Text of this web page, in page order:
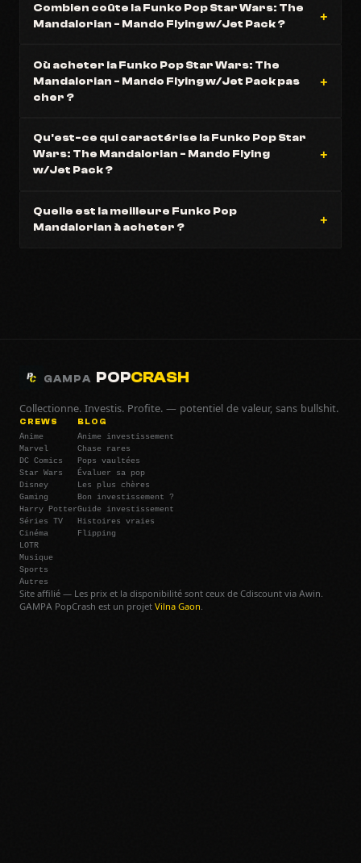
Combien coûte la Funko Pop Star Wars: The
Mandalorian - Mando Flying w/Jet Pack ?
Où acheter la Funko Pop Star Wars: The
Mandalorian - Mando Flying w/Jet Pack pas
cher ?
Qu'est-ce qui caractérise la Funko Pop Star
Wars: The Mandalorian - Mando Flying
w/Jet Pack ?
Quelle est la meilleure Funko Pop
Mandalorian à acheter ?
GAMPA POPCRASH
Collectionne. Investis. Profite. — potentiel de valeur, sans bullshit.
CREWS
Anime
Marvel
DC Comics
Star Wars
Disney
Gaming
Harry Potter
Séries TV
Cinéma
LOTR
Musique
Sports
Autres
BLOG
Anime investissement
Chase rares
Pops vaultées
Évaluer sa pop
Les plus chères
Bon investissement ?
Guide investissement
Histoires vraies
Flipping
Site affilié — Les prix et la disponibilité sont ceux de Cdiscount via Awin.
GAMPA PopCrash est un projet Vilna Gaon.